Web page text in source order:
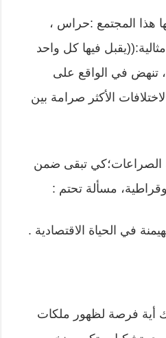
هذا المجتمع :حراس ،
فيها كل واحد
تنهض في الواقع على
الأكثر صرامة بين
الصراعات؛كي تبقى ضمن
مسألة تحتم :
في الحياة الاقتصادية .
أية فرصة لظهور ملكات